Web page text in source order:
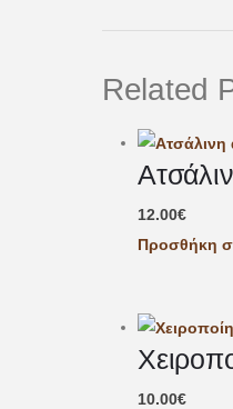
Related
12.00€
Προσθήκη
10.00€